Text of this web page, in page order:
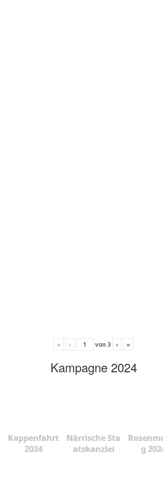
« ‹ von 3 › »
Kampagne 2024
Kappenfahrt
2024
Närrische Sta
atskanzlei
g